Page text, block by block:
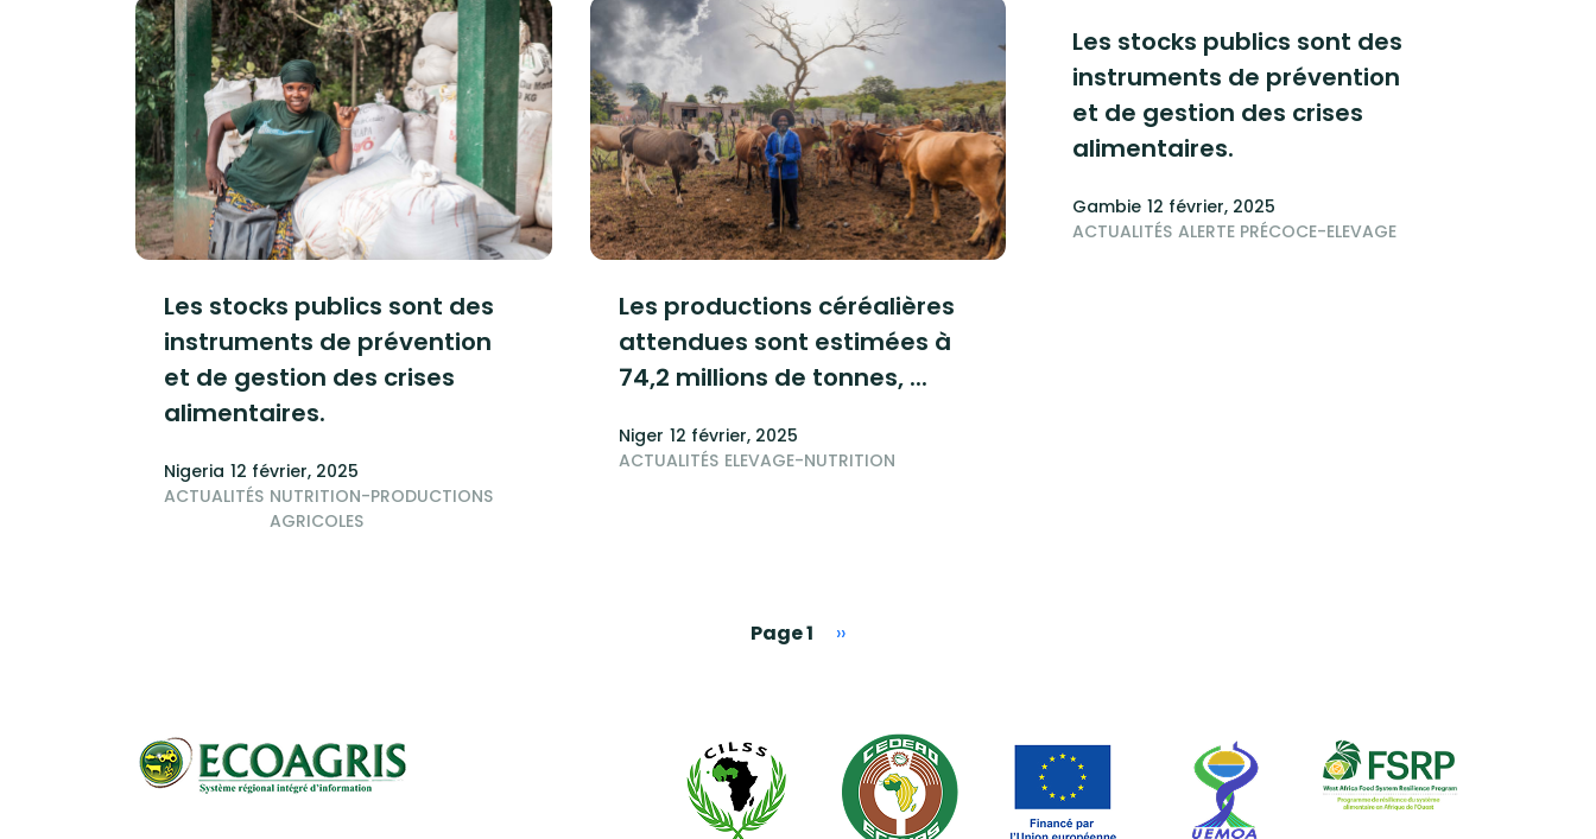
Les stocks publics sont des
instruments de prévention
et de gestion des crises
alimentaires.
Nigeria 12 février, 2025
ACTUALITÉS NUTRITION-PRODUCTIONS
AGRICOLES
Les productions céréalières
attendues sont estimées à
74,2 millions de tonnes, ...
Niger 12 février, 2025
ACTUALITÉS ELEVAGE-NUTRITION
Les stocks publics sont des
instruments de prévention
et de gestion des crises
alimentaires.
Gambie 12 février, 2025
ACTUALITÉS ALERTE PRÉCOCE-ELEVAGE
Page 1 Page suivante
››